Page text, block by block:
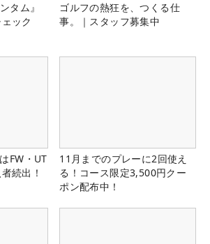
タム』
ック
ゴルフの熱狂を、つくる仕
事。｜スタッフ募集中
FW・UT
続出！
11月までのプレーに2回使え
る！コース限定3,500円クー
ポン配布中！